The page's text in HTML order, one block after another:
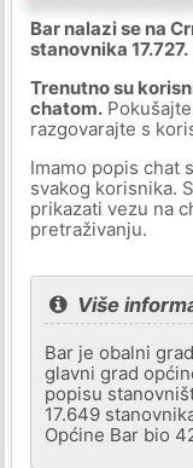
Bar nalazi se na
stanovnika 17.727.
Trenutno su
chatom.
razgovarajte s
Imamo popis chat
svakog korisnika.
prikazati vezu na
pretraživanju.
Više
Bar je obalni
glavni grad
popisu
17.649
Općine Bar bio